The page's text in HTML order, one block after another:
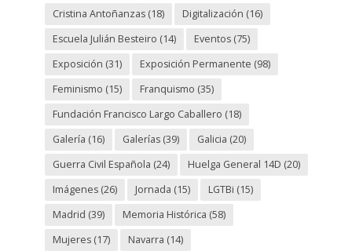
Cristina Antoñanzas(18) Digitalización (16)
Escuela Julián Besteiro (14) Eventos(75)
Exposición (31) Exposición Permanente (98)
Feminismo (15) Franquismo (35)
Fundación Francisco Largo Caballero (18)
Galería (16) Galerías(39) Galicia (20)
Guerra Civil Española (24) Huelga General 14D (20)
Imágenes(26) Jornada (15) LGTBi (15)
Madrid (39) Memoria Histórica (58)
Mujeres(17) Navarra (14)